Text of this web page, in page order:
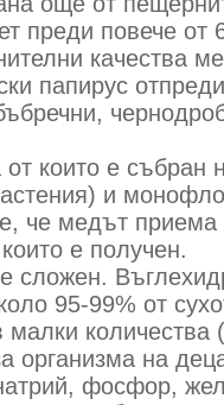
преди повече
качества
папирус
които е събран
и
че медът приема
е получен.
сложен.
95-99% от
количества
организма на
фосфор,